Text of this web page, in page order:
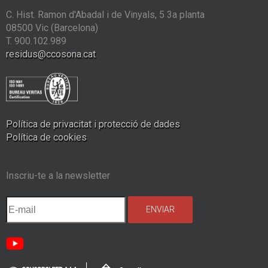
C. Hist. Ramon d'Abadal i de Vinyals, 5 3a planta
08500 Vic (Barcelona)
T. 900.102.989
residus@ccosona.cat
Política de privacitat i protecció de dades
Política de cookies
Inscriu-te a la newsletter